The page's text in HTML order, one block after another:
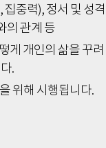
중력), 정서 및 성
의 관계 등
게 개인의 삶을 꾸려
.
위해 시행됩니다.